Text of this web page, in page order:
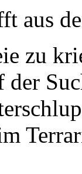
aus
zu